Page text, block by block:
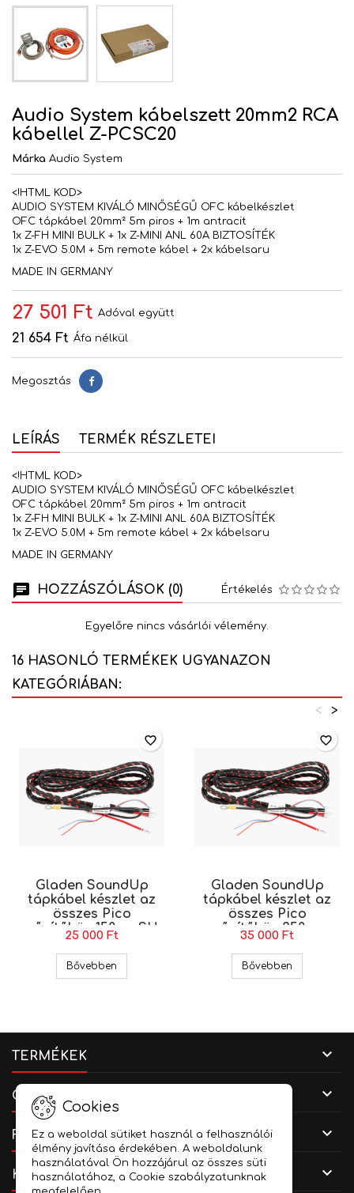
Audio System kábelszett 20mm2 RCA
kábellel Z-PCSC20
Márka Audio System
<!HTML KOD>
AUDIO SYSTEM KIVÁLÓ MINŐSÉGŰ OFC kábelkészlet
OFC tápkábel 20mm² 5m piros + 1m antracit
1x Z-FH MINI BULK + 1x Z-MINI ANL 60A BIZTOSÍTÉK
1x Z-EVO 5.0M + 5m remote kábel + 2x kábelsaru
MADE IN GERMANY
27 501 Ft Adóval együtt
21 654 Ft Áfa nélkül
Megosztás Megosztás
LEÍRÁS TERMÉK RÉSZLETEI
<!HTML KOD>
AUDIO SYSTEM KIVÁLÓ MINŐSÉGŰ OFC kábelkészlet
OFC tápkábel 20mm² 5m piros + 1m antracit
1x Z-FH MINI BULK + 1x Z-MINI ANL 60A BIZTOSÍTÉK
1x Z-EVO 5.0M + 5m remote kábel + 2x kábelsaru
MADE IN GERMANY
HOZZÁSZÓLÁSOK (0) Értékelés
Egyelőre nincs vásárlói vélemény.
16 HASONLÓ TERMÉKEK UGYANAZON
KATEGÓRIÁBAN:
>
<
Gladen SoundUp
tápkábel készlet az
összes Pico
erősítőhöz 150cm SU-
Power150
25 000 Ft
Bővebben Gladen SoundUp tápkábel készlet az összes
favorite_border
Gladen SoundUp
tápkábel készlet az
összes Pico
erősítőhöz 350 cm
SU-Power350
35 000 Ft
Bővebben
favorite_border
TERMÉKEK 
CÉGADATOK 
FIÓKOD 
KAPCSOLAT 
Cookies
Ez a weboldal sütiket használ a felhasználói
élmény javítása érdekében. A weboldalunk
használatával Ön hozzájárul az összes süti
használatához, a Cookie szabályzatunknak